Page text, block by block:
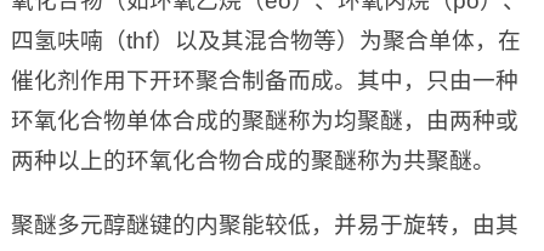
四氢呋喃（thf）以及其混合物等）为聚合单体，在
催化剂作用下开环聚合制备而成。其中，只由一种
环氧化合物单体合成的聚醚称为均聚醚，由两种或
两种以上的环氧化合物合成的聚醚称为共聚醚。
聚醚多元醇醚键的内聚能较低，并易于旋转，由其